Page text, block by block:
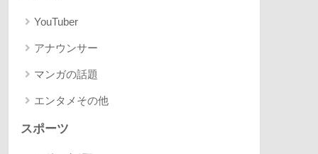
YouTuber
アナウンサー
マンガの話題
エンタメその他
スポーツ